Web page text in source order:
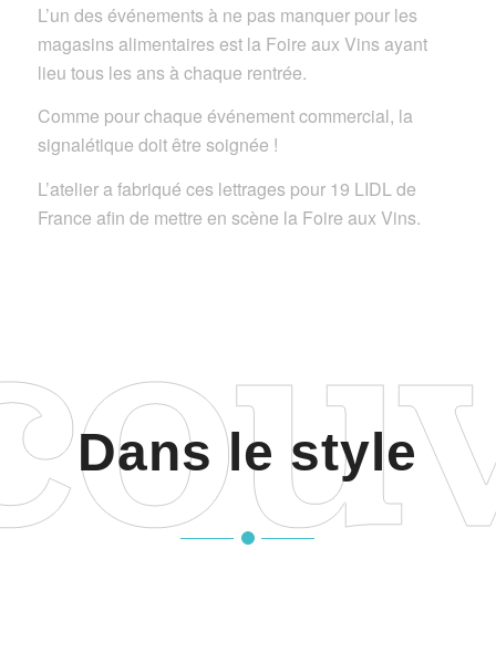
L’un des événements à ne pas manquer pour les
magasins alimentaires est la Foire aux Vins ayant
lieu tous les ans à chaque rentrée.
Comme pour chaque événement commercial, la
signalétique doit être soignée !
L’atelier a fabriqué ces lettrages pour 19 LIDL de
France afin de mettre en scène la Foire aux Vins.
Dans le style